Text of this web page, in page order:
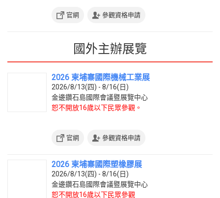
官網 參觀資格申請
國外主辦展覽
2026 柬埔寨國際機械工業展
2026/8/13(四) - 8/16(日)
金邊鑽石島國際會議暨展覽中心
恕不開放16歲以下民眾參觀。
官網 參觀資格申請
2026 柬埔寨國際塑橡膠展
2026/8/13(四) - 8/16(日)
金邊鑽石島國際會議暨展覽中心
恕不開放16歲以下民眾參觀